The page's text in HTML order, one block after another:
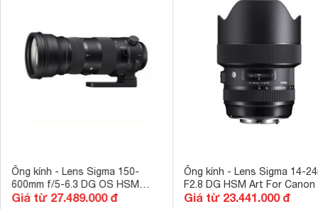
Ống kính - Lens Sigma 150-
600mm f/5-6.3 DG OS HSM
Sports For Canon
Giá từ 27.489.000 đ
Ống kính - Lens Sigma 14-
F2.8 DG HSM Art For Canon
Giá từ 23.441.000 đ